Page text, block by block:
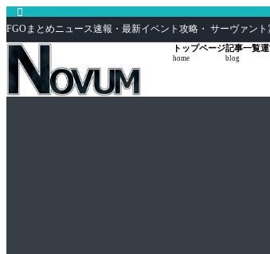

FGOまとめニュース速報・最新イベント攻略・ サーヴァント
トップページ
home
記事一覧
blog